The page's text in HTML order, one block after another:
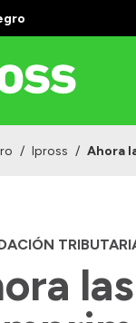
/ Ipross / Ahora